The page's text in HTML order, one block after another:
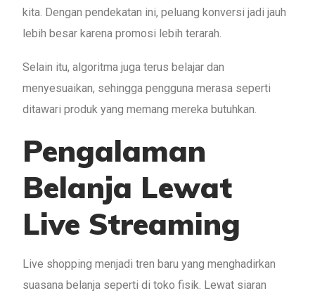
kita. Dengan pendekatan ini, peluang konversi jadi jauh
lebih besar karena promosi lebih terarah.
Selain itu, algoritma juga terus belajar dan
menyesuaikan, sehingga pengguna merasa seperti
ditawari produk yang memang mereka butuhkan.
Pengalaman
Belanja Lewat
Live Streaming
Live shopping menjadi tren baru yang menghadirkan
suasana belanja seperti di toko fisik. Lewat siaran